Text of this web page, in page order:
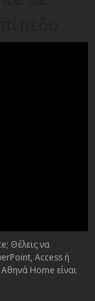
Θέλεις να
Access ή
Home είναι